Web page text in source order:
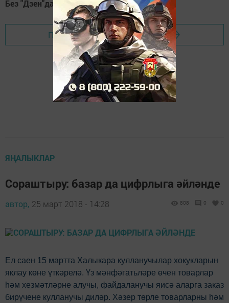
Без "Дзен"да! зен
Перейти на страницу новости
ЯҢАЛЫКЛАР
Сораштыру: базар да цифрлыга әйләнде
автор, 25 март 2018 - 14:28 808 0 0
Ел саен 15 мартта Халыкара кулланучылар хокукларын
яклау көне үткәрелә. Үз мәнфәгатьләре өчен товарлар
һәм хезмәтләрне алучы, файдаланучы яисә аларга заказ
бирүчене кулланучы диләр. Хәзер төрле товарларны һәм